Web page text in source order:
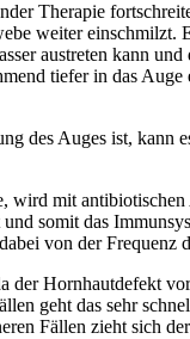
Therapie
weiter einschmilzt.
austreten kann
tiefer in das
des Auges ist, kann
wird mit
somit das
von der Frequenz
Hornhautdefekt
geht das sehr
Fällen zieht sich